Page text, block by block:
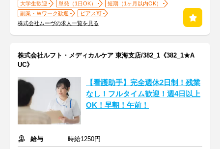
大学生歓迎 単発（1日OK）
短期（1ヶ月以内OK）
副業・Ｗワーク歓迎
ピアス可
株式会社ムーヴの求人一覧を見る
株式会社ルフト・メディカルケア 東海支店/382_1《382_1★A
UC》
【看護助手】完全週休2日制！残業
なし！フルタイム歓迎！週4日以上
OK！早朝！午前！
給与
時給1250円